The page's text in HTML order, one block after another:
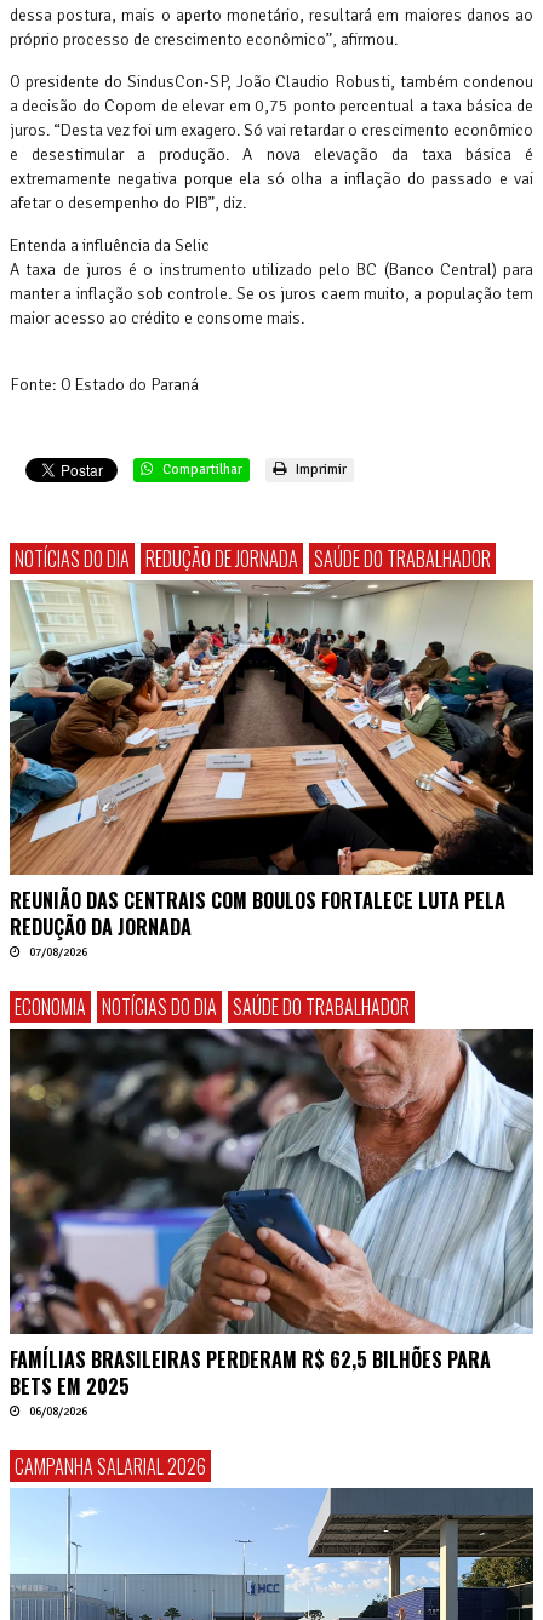
dessa postura, mais o aperto monetário, resultará em maiores danos ao
próprio processo de crescimento econômico”, afirmou.
O presidente do SindusCon-SP, João Claudio Robusti, também condenou
a decisão do Copom de elevar em 0,75 ponto percentual a taxa básica de
juros. “Desta vez foi um exagero. Só vai retardar o crescimento econômico
e desestimular a produção. A nova elevação da taxa básica é
extremamente negativa porque ela só olha a inflação do passado e vai
afetar o desempenho do PIB”, diz.
Entenda a influência da Selic
A taxa de juros é o instrumento utilizado pelo BC (Banco Central) para
manter a inflação sob controle. Se os juros caem muito, a população tem
maior acesso ao crédito e consome mais.
Fonte: O Estado do Paraná
Compartilhar Imprimir
NOTÍCIAS DO DIA REDUÇÃO DE JORNADA SAÚDE DO TRABALHADOR
REUNIÃO DAS CENTRAIS COM BOULOS FORTALECE LUTA PELA
REDUÇÃO DA JORNADA
07/08/2026
ECONOMIA NOTÍCIAS DO DIA SAÚDE DO TRABALHADOR
FAMÍLIAS BRASILEIRAS PERDERAM R$ 62,5 BILHÕES PARA
BETS EM 2025
06/08/2026
CAMPANHA SALARIAL 2026